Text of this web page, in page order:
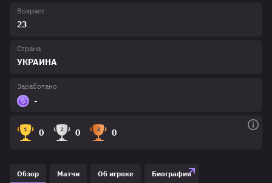
Возраст
23
Страна
УКРАИНА
Заработано
-
0 0 0
Обзор Матчи Об игроке Биография